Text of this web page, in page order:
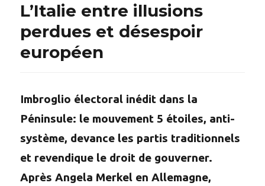
L’Italie entre illusions
perdues et désespoir
européen
Imbroglio électoral inédit dans la
Péninsule: le mouvement 5 étoiles, anti-
système, devance les partis traditionnels
et revendique le droit de gouverner.
Après Angela Merkel en Allemagne,